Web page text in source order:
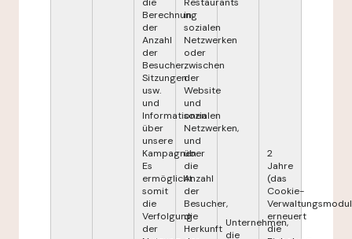
Berechnung
der
Anzahl
der
Besucher,
Sitzungen
usw.
und
Informationen
über
unsere
Kampagnen.
Es
ermöglicht
somit
die
Verfolgung
der
in
sozialen
Netzwerken
oder
zwischen
der
Website
und
sozialen
Netzwerken,
und
über
die
Anzahl
der
Besucher,
die
Herkunft Unternehmen,
die
2
Jahre
(das
Cookie-
Verwaltungsmodul
erneuert
die